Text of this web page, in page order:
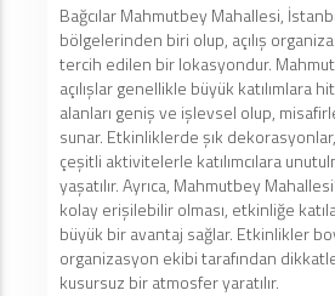
Bağcılar Mahmutbey Mahallesi,
bölgelerinden biri olup, açılış
tercih edilen bir lokasyondur.
açılışlar genellikle büyük katılımlara
alanları geniş ve işlevsel olup,
sunar. Etkinliklerde şık
çeşitli aktivitelerle katılımcılara
yaşatılır. Ayrıca, Mahmutbey
kolay erişilebilir olması, etkinliğe
büyük bir avantaj sağlar. Etkinlikler
organizasyon ekibi tarafından
kusursuz bir atmosfer yaratılır.